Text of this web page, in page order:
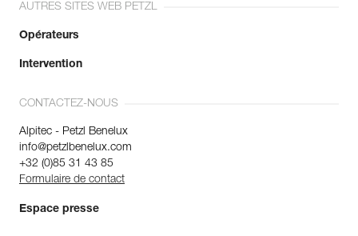
AUTRES SITES WEB PETZL
Opérateurs
Intervention
CONTACTEZ-NOUS
Alpitec - Petzl Benelux
info@petzlbenelux.com
+32 (0)85 31 43 85
Formulaire de contact
Espace presse